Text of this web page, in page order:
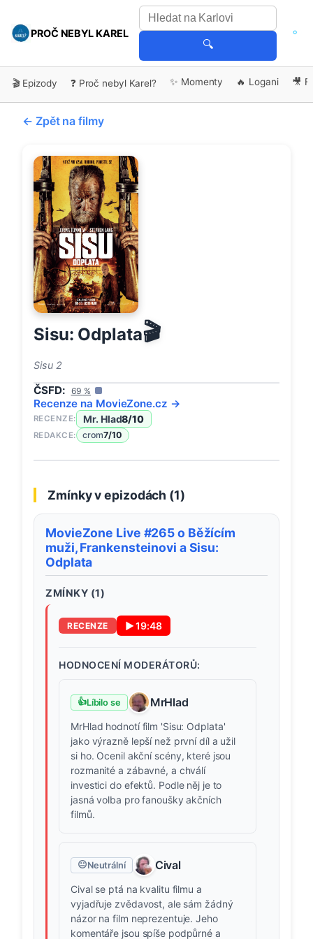
PROČ NEBYL KAREL
🔍
🎬 Epizody ❓ Proč nebyl Karel? ✨ Momenty 🔥 Logani 🎥
← Zpět na filmy
Sisu: Odplata🎬
Sisu 2
ČSFD: 69 %
Recenze na MovieZone.cz →
RECENZE: Mr. Hlad8/10
REDAKCE: crom7/10
Zmínky v epizodách (1)
MovieZone Live #265 o Běžícím
muži, Frankensteinovi a Sisu:
Odplata
ZMÍNKY (1)
RECENZE ▶19:48
HODNOCENÍ MODERÁTORŮ:
👍Líbilo se MrHlad
MrHlad hodnotí film 'Sisu: Odplata'
jako výrazně lepší než první díl a užil
si ho. Ocenil akční scény, které jsou
rozmanité a zábavné, a chválí
investici do efektů. Podle něj je to
jasná volba pro fanoušky akčních
filmů.
😐Neutrální Cival
Cival se ptá na kvalitu filmu a
vyjadřuje zvědavost, ale sám žádný
názor na film neprezentuje. Jeho
komentáře jsou spíše podpůrné a